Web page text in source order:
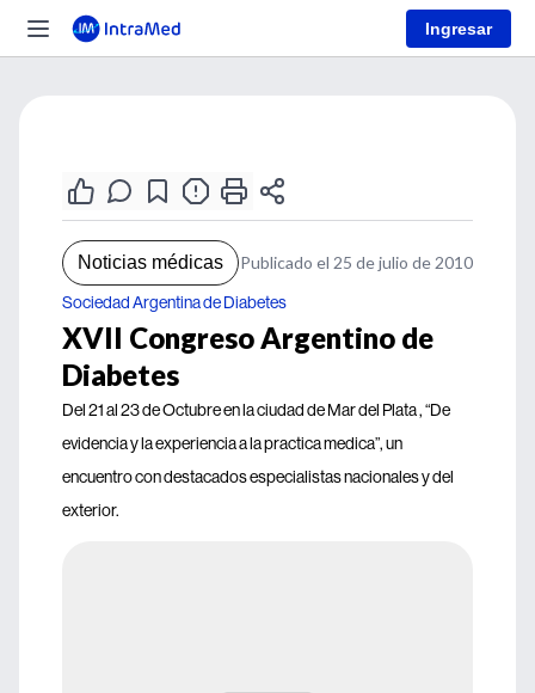
Ingresar
Noticias médicas Publicado el 25 de julio de 2010
Sociedad Argentina de Diabetes
XVII Congreso Argentino de
Diabetes
Del 21 al 23 de Octubre en la ciudad de Mar del Plata , “De
evidencia y la experiencia a la practica medica”, un
encuentro con destacados especialistas nacionales y del
exterior.